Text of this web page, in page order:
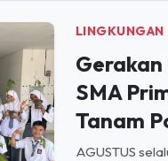
LINGKUNGAN
SMA
Tanam
AGUSTUS